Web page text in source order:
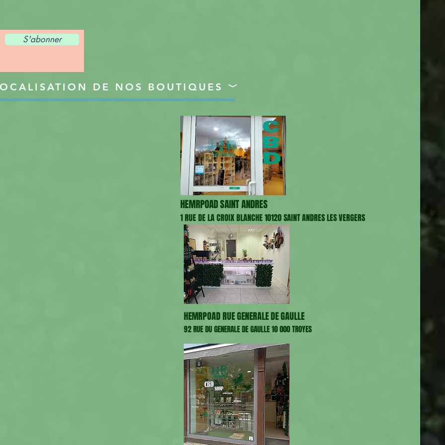
S'abonner
DE NOS BOUTIQUES ﹀
HEMRPOAD SAINT ANDRES
1 RUE DE LA CROIX BLANCHE 10120 SAINT ANDRES LES VERGERS
HEMRPOAD RUE GENERALE DE GAULLE
92 RUE DU GENERALE DE GAULLE 10 000 TROYES